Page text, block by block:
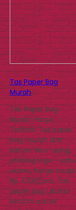
Tas Paper Bag
Murah
Tas Paper Bag
Murah Harga
Terbaru Tas paper
bag murah dari
bahan daur ulang,
printing logo – satu
warna, harga mulai
Rp. 1.000/pcs. Tas
paper bag ukuran
kecil ini cocok